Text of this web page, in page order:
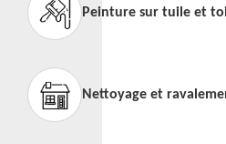
Peinture sur tuile et
Nettoyage et